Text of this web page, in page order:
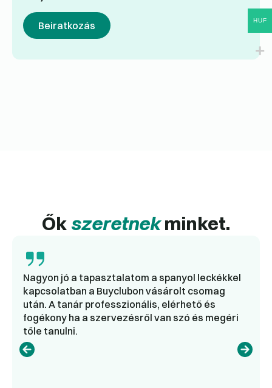
Beiratkozás
Őkszeretnekminket.
Nagyon jó a tapasztalatom a spanyol leckékkel
kapcsolatban a Buyclubon vásárolt csomag
után. A tanár professzionális, elérhető és
fogékony ha a szervezésről van szó és megéri
tőle tanulni.
HUF